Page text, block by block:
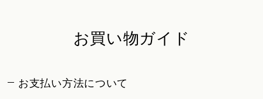
お買い物ガイド
お支払い方法について